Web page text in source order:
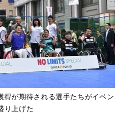
得が期待される選手たちがイベン
り上げた